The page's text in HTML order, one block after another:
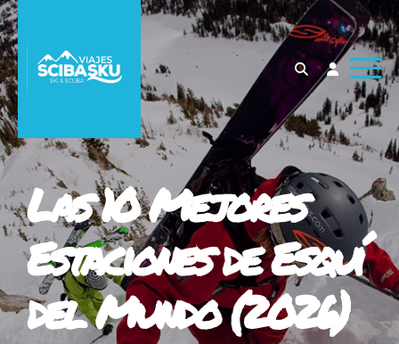
Las 10 Mejores
Estaciones de Esquí
del Mundo (2026)